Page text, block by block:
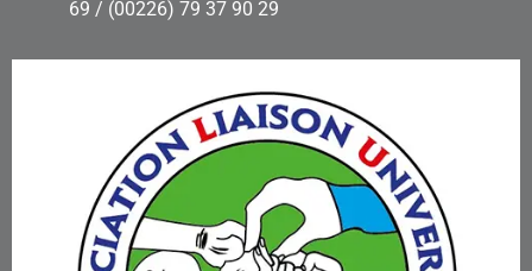
69 / (00226) 79 37 90 29